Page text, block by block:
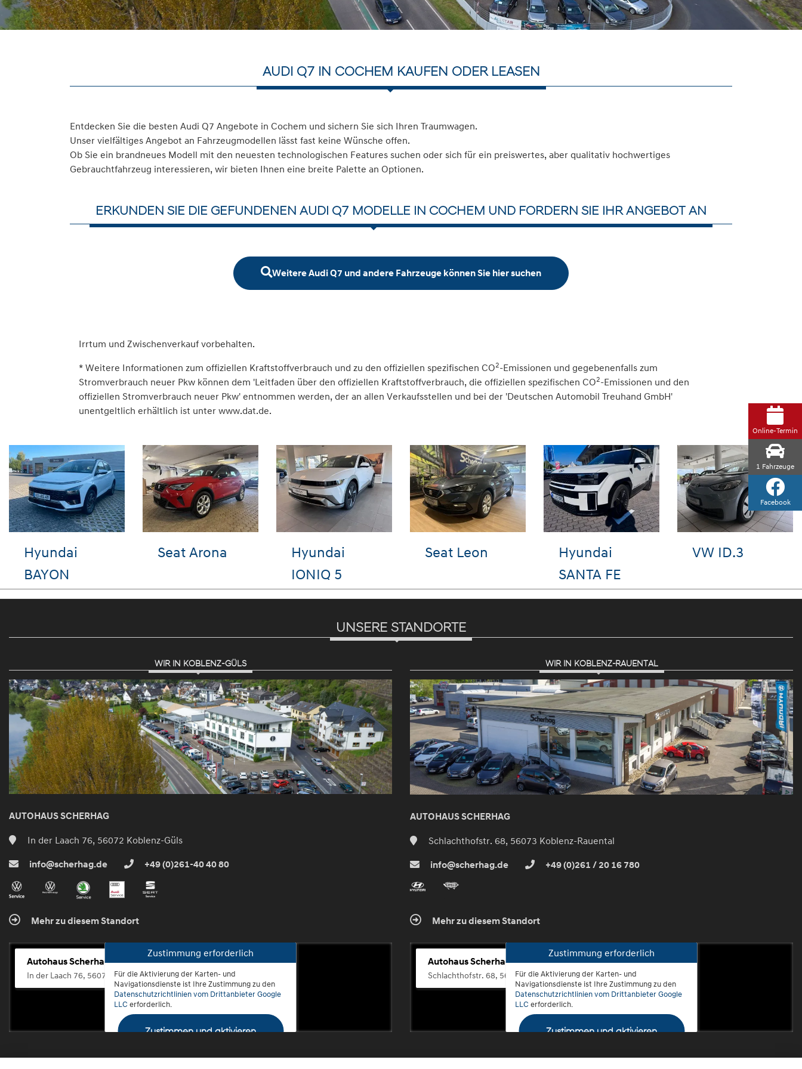
AUDI Q7 IN COCHEM KAUFEN ODER LEASEN
Entdecken Sie die besten Audi Q7 Angebote in Cochem und sichern Sie sich Ihren Traumwagen.
Unser vielfältiges Angebot an Fahrzeugmodellen lässt fast keine Wünsche offen.
Ob Sie ein brandneues Modell mit den neuesten technologischen Features suchen oder sich für ein preiswertes, aber qualitativ hochwertiges
Gebrauchtfahrzeug interessieren, wir bieten Ihnen eine breite Palette an Optionen.
ERKUNDEN SIE DIE GEFUNDENEN AUDI Q7 MODELLE IN COCHEM UND FORDERN SIE IHR ANGEBOT AN
Weitere Audi Q7 und andere Fahrzeuge können Sie hier suchen
Irrtum und Zwischenverkauf vorbehalten.
* Weitere Informationen zum offiziellen Kraftstoffverbrauch und zu den offiziellen spezifischen CO2-Emissionen und gegebenenfalls zum
Stromverbrauch neuer Pkw können dem 'Leitfaden über den offiziellen Kraftstoffverbrauch, die offiziellen spezifischen CO2-Emissionen und den
offiziellen Stromverbrauch neuer Pkw' entnommen werden, der an allen Verkaufsstellen und bei der 'Deutschen Automobil Treuhand GmbH'
unentgeltlich erhältlich ist unter www.dat.de.
VW Passat
VW up! VW T-Roc VW Tiguan VW T-
UNSERE STANDORTE
WIR IN KOBLENZ-GÜLS
AUTOHAUS SCHERHAG
In der Laach 76, 56072 Koblenz-Güls
info@scherhag.de +49 (0)261-40 40 80
Mehr zu diesem Standort
Autohaus Scherhag
In der Laach 76, 56072 Koblenz-Güls
Zustimmung erforderlich
Für die Aktivierung der Karten- und
Navigationsdienste ist Ihre Zustimmung zu den
Datenschutzrichtlinien vom Drittanbieter Google
LLC erforderlich.
Zustimmen und aktivieren
WIR IN KOBLENZ-RAUENTAL
AUTOHAUS SCHERHAG
Schlachthofstr. 68, 56073 Koblenz-Rauental
info@scherhag.de +49 (0)261 / 20 16 780
Mehr zu diesem Standort
Autohaus Scherhag
Schlachthofstr. 68, 56073 Koblenz-Rauental
Zustimmung erforderlich
Für die Aktivierung der Karten- und
Navigationsdienste ist Ihre Zustimmung zu den
Datenschutzrichtlinien vom Drittanbieter Google
LLC erforderlich.
Zustimmen und aktivieren
Online-Termin
1 Fahrzeuge
Facebook